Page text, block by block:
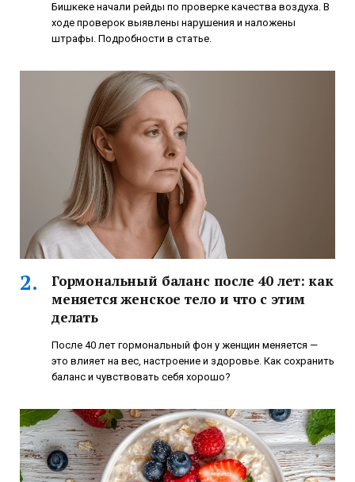
Бишкеке начали рейды по проверке качества воздуха. В
ходе проверок выявлены нарушения и наложены
штрафы. Подробности в статье.
Гормональный баланс после 40 лет: как
меняется женское тело и что с этим
делать
После 40 лет гормональный фон у женщин меняется —
это влияет на вес, настроение и здоровье. Как сохранить
баланс и чувствовать себя хорошо?